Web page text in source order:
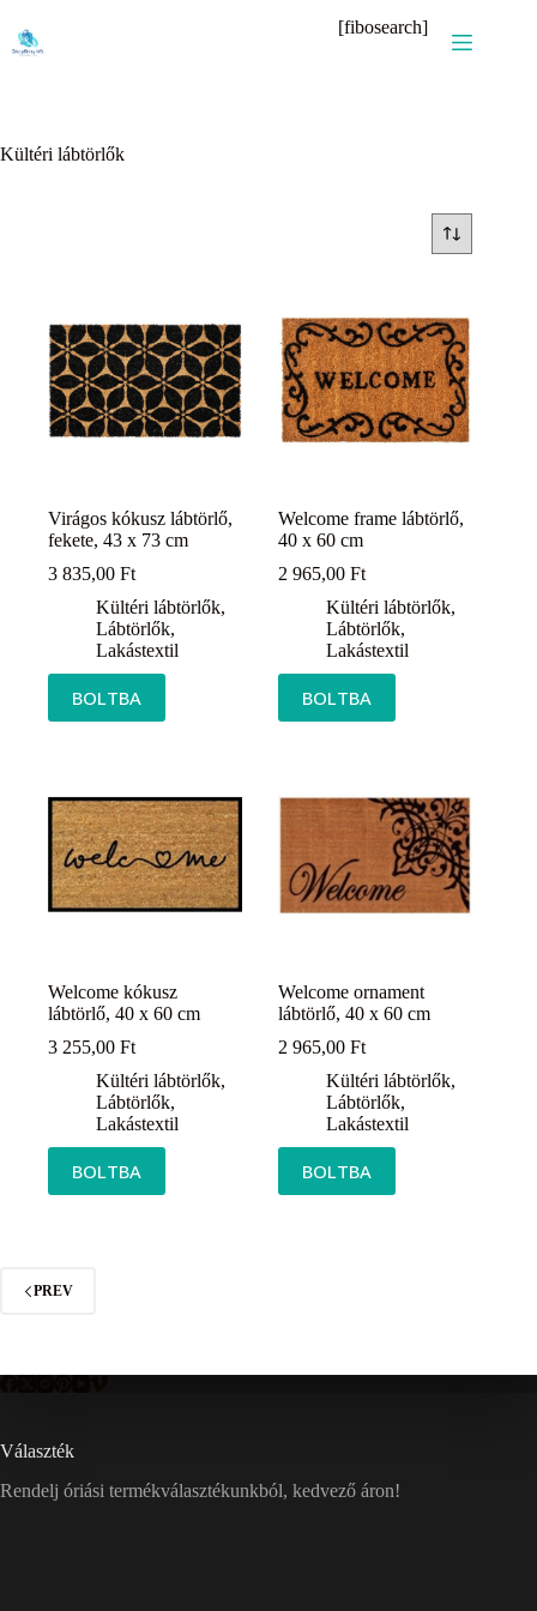
content
[fibosearch]
Kültéri lábtörlők
Virágos kókusz lábtörlő,
fekete, 43 x 73 cm
3 835,00 Ft
Kültéri lábtörlők,
Lábtörlők,
Lakástextil
BOLTBA
Welcome frame lábtörlő,
40 x 60 cm
2 965,00Ft
Kültéri lábtörlők,
Lábtörlők,
Lakástextil
BOLTBA
Welcome kókusz
lábtörlő, 40 x 60 cm
3 255,00 Ft
Kültéri lábtörlők,
Lábtörlők,
Lakástextil
BOLTBA
Welcome ornament
lábtörlő, 40 x 60 cm
2 965,00Ft
Kültéri lábtörlők,
Lábtörlők,
Lakástextil
BOLTBA
PREV
Választék
Rendelj óriási termékválasztékunkból, kedvező áron!